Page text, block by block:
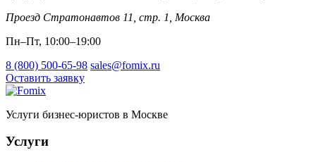
Проезд Стратонавтов 11, стр. 1
Москва
Пн–Пт, 10:00–19:00
8 (800) 500-65-98 sales@fomix.ru
Оставить заявку
Услуги бизнес-юристов в Москве
Услуги